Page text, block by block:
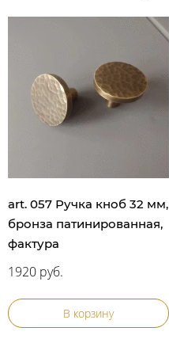
art. 057 Ручка кноб 32 мм,
бронза патинированная,
фактура
1920 руб.
В корзину